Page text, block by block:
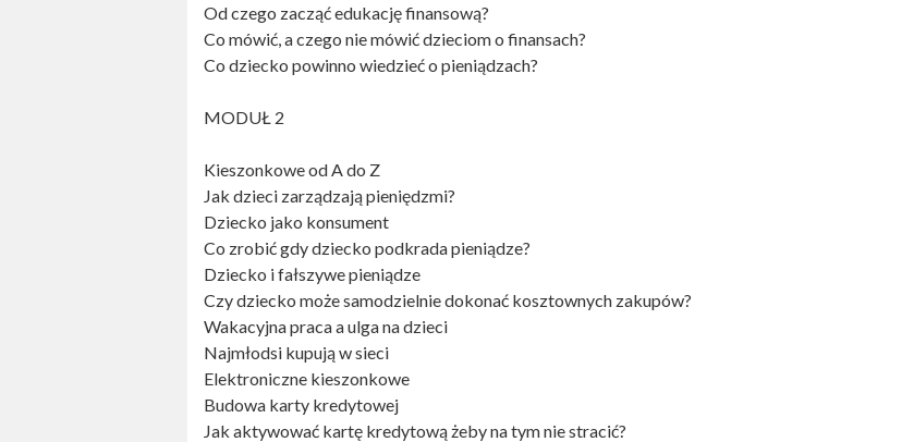
Od czego zacząć edukację finansową?
Co mówić, a czego nie mówić dzieciom o finansach?
Co dziecko powinno wiedzieć o pieniądzach?
MODUŁ 2
Kieszonkowe od A do Z
Jak dzieci zarządzają pieniędzmi?
Dziecko jako konsument
Co zrobić gdy dziecko podkrada pieniądze?
Dziecko i fałszywe pieniądze
Czy dziecko może samodzielnie dokonać kosztownych zakupów?
Wakacyjna praca a ulga na dzieci
Najmłodsi kupują w sieci
Elektroniczne kieszonkowe
Budowa karty kredytowej
Jak aktywować kartę kredytową żeby na tym nie stracić?